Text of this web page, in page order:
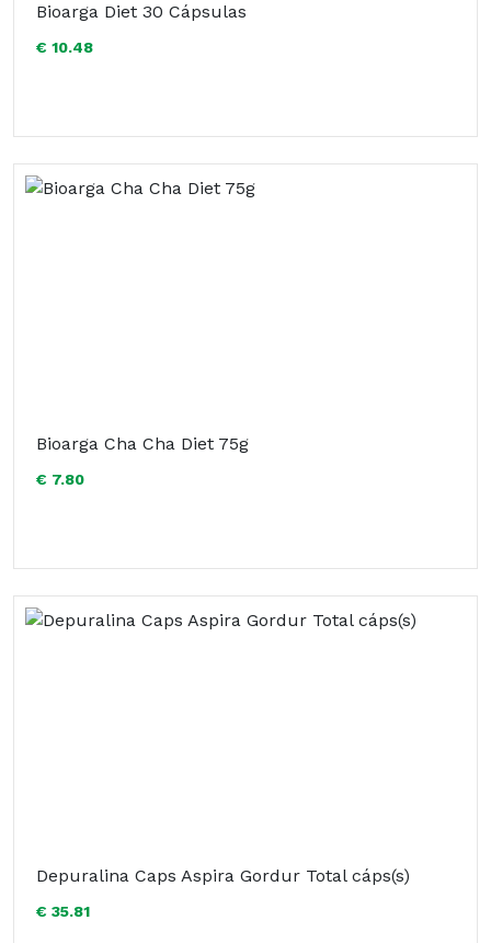
Bioarga Diet 30 Cápsulas
€ 10.48
Bioarga Cha Cha Diet 75g
€ 7.80
Depuralina Caps Aspira Gordur Total cáps(s)
€ 35.81